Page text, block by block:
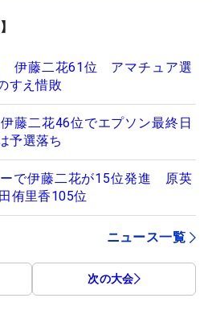
伊藤二花61位 アマチュア選
すえ惜敗
藤二花46位でエプソン最終日
予選落ち
で伊藤二花が15位発進 原英
侑里香105位
ニュース一覧
次の大会